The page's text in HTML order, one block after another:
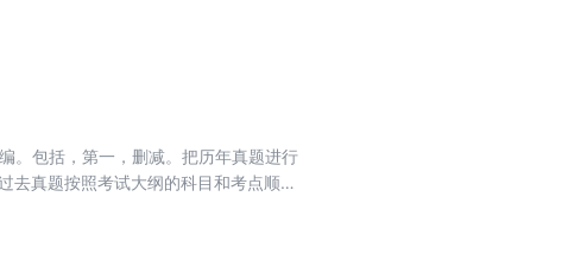
。包括，第一，删减。把历年真题进行
去真题按照考试大纲的科目和考点顺序